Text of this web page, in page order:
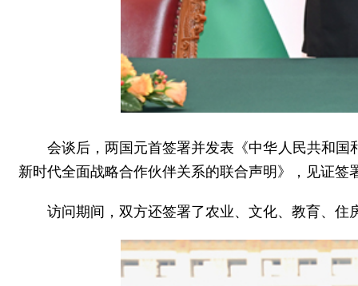
会谈后，两国元首签署并发表《中华人民共和
新时代全面战略合作伙伴关系的联合声明》，见证
访问期间，双方还签署了农业、文化、教育、